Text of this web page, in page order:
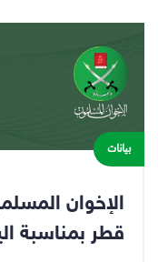
بيانات
الإخوان
قطر بمناسبة